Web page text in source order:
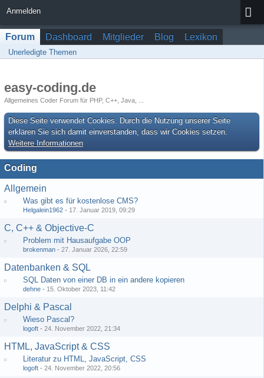
Anmelden
Forum Dashboard Mitglieder Blog Lexikon
Unerledigte Themen
easy-coding.de
Allgemeines Coder Forum für PHP, C++, Java, ...
Diese Seite verwendet Cookies. Durch die Nutzung unserer Seite
erklären Sie sich damit einverstanden, dass wir Cookies setzen.
Weitere Informationen
Coding
Allgemein
Was gibt es für kostenlose CMS?
Helgalein1962 - 17. Januar 2019, 09:29
C, C++ & Objective-C
Problem mit Hausaufgabe OOP
brokenman - 27. Januar 2026, 22:59
Datenbanken & SQL
SQL Daten von einer DB in ein andere kopieren
dehne - 15. Oktober 2023, 11:42
Delphi & Pascal
Wieso Pascal?
logoft - 24. November 2022, 21:34
HTML, JavaScript & CSS
Literatur zu HTML, JavaScript, CSS
logoft - 24. November 2022, 20:56